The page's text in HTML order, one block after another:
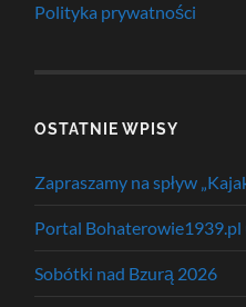
Polityka prywatności
OSTATNIE WPISY
Zapraszamy na spływ
Portal
Sobótki nad Bzurą 2026